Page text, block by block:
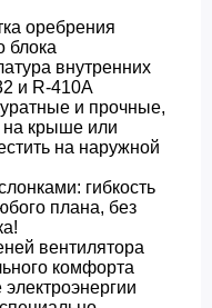
оребрения
блока
внутренних
и R-410A
и прочные,
на крыше или
на наружной
гибкость
плана, без
вентилятора
комфорта